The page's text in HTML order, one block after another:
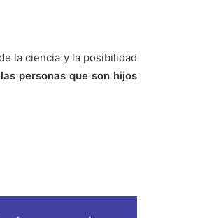
la ciencia y la posibilidad
personas que son hijos